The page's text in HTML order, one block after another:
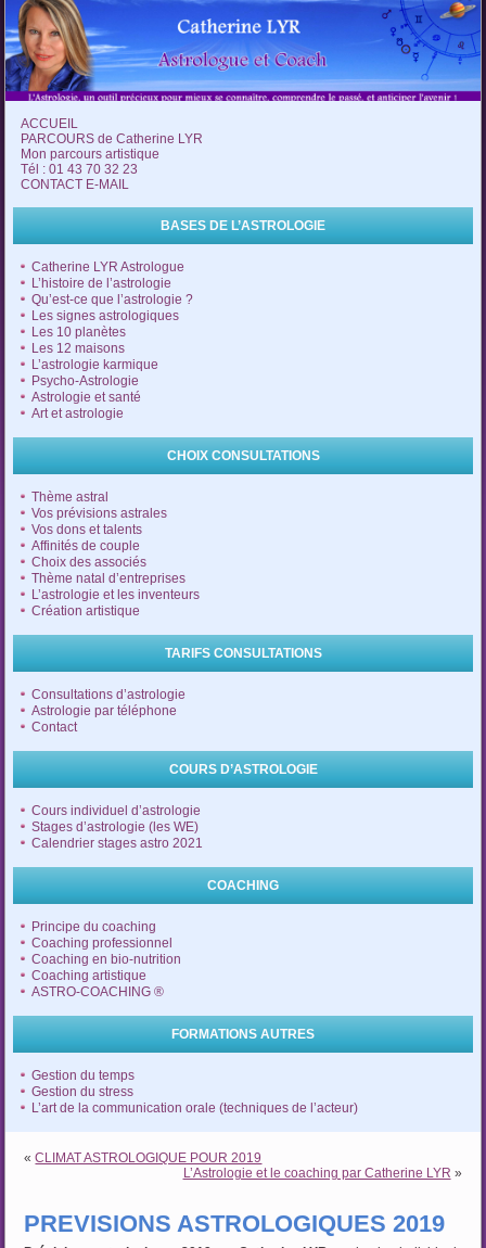
ACCUEIL
PARCOURS de Catherine LYR
Mon parcours artistique
Tél : 01 43 70 32 23
CONTACT E-MAIL
BASES DE L’ASTROLOGIE
Catherine LYR Astrologue
L’histoire de l’astrologie
Qu’est-ce que l’astrologie ?
Les signes astrologiques
Les 10 planètes
Les 12 maisons
L’astrologie karmique
Psycho-Astrologie
Astrologie et santé
Art et astrologie
CHOIX CONSULTATIONS
Thème astral
Vos prévisions astrales
Vos dons et talents
Affinités de couple
Choix des associés
Thème natal d’entreprises
L’astrologie et les inventeurs
Création artistique
TARIFS CONSULTATIONS
Consultations d’astrologie
Astrologie par téléphone
Contact
COURS D’ASTROLOGIE
Cours individuel d’astrologie
Stages d’astrologie (les WE)
Calendrier stages astro 2021
COACHING
Principe du coaching
Coaching professionnel
Coaching en bio-nutrition
Coaching artistique
ASTRO-COACHING ®
FORMATIONS AUTRES
Gestion du temps
Gestion du stress
L’art de la communication orale (techniques de l’acteur)
«CLIMAT ASTROLOGIQUE POUR 2019
L’Astrologie et le coaching par Catherine LYR »
PREVISIONS ASTROLOGIQUES 2019